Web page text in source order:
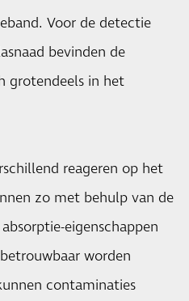
Voor de detectie
bevinden de
grotendeels in het
reageren op het
zo met behulp van de
eigenschappen
worden
contaminaties